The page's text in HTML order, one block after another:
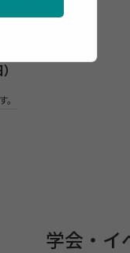
つ
。
学会・イ